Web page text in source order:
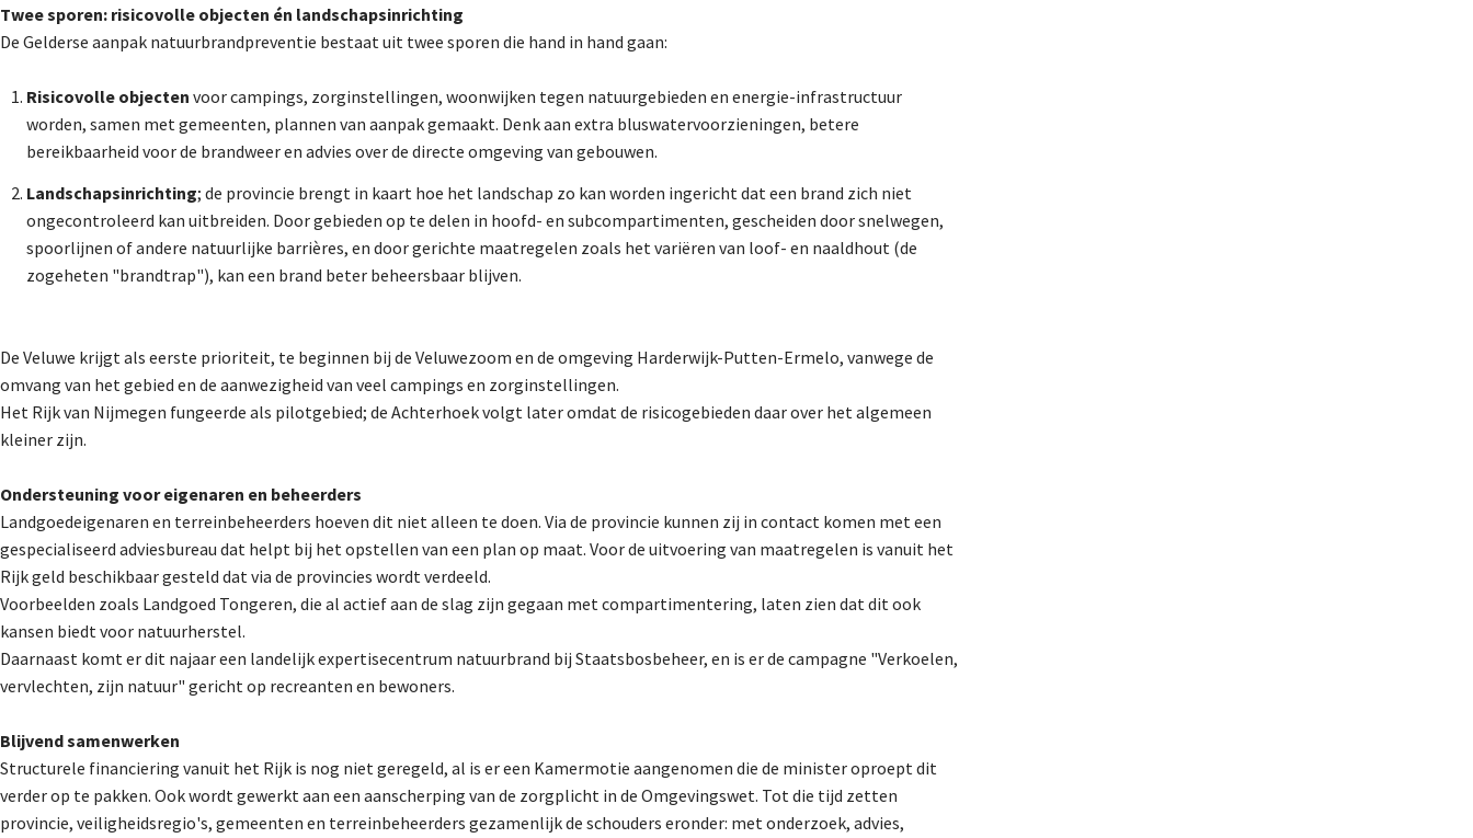
Twee sporen: risicovolle objecten én landschapsinrichting
De Gelderse aanpak natuurbrandpreventie bestaat uit twee sporen die hand in hand gaan:
Risicovolle objecten voor campings, zorginstellingen, woonwijken tegen natuurgebieden en energie-infrastructuur
worden, samen met gemeenten, plannen van aanpak gemaakt. Denk aan extra bluswatervoorzieningen, betere
bereikbaarheid voor de brandweer en advies over de directe omgeving van gebouwen.
Landschapsinrichting; de provincie brengt in kaart hoe het landschap zo kan worden ingericht dat een brand zich niet
ongecontroleerd kan uitbreiden. Door gebieden op te delen in hoofd- en subcompartimenten, gescheiden door snelwegen,
spoorlijnen of andere natuurlijke barrières, en door gerichte maatregelen zoals het variëren van loof- en naaldhout (de
zogeheten "brandtrap"), kan een brand beter beheersbaar blijven.
De Veluwe krijgt als eerste prioriteit, te beginnen bij de Veluwezoom en de omgeving Harderwijk-Putten-Ermelo, vanwege de
omvang van het gebied en de aanwezigheid van veel campings en zorginstellingen.
Het Rijk van Nijmegen fungeerde als pilotgebied; de Achterhoek volgt later omdat de risicogebieden daar over het algemeen
kleiner zijn.
Ondersteuning voor eigenaren en beheerders
Landgoedeigenaren en terreinbeheerders hoeven dit niet alleen te doen. Via de provincie kunnen zij in contact komen met een
gespecialiseerd adviesbureau dat helpt bij het opstellen van een plan op maat. Voor de uitvoering van maatregelen is vanuit het
Rijk geld beschikbaar gesteld dat via de provincies wordt verdeeld.
Voorbeelden zoals Landgoed Tongeren, die al actief aan de slag zijn gegaan met compartimentering, laten zien dat dit ook
kansen biedt voor natuurherstel.
Daarnaast komt er dit najaar een landelijk expertisecentrum natuurbrand bij Staatsbosbeheer, en is er de campagne "Verkoelen,
vervlechten, zijn natuur" gericht op recreanten en bewoners.
Blijvend samenwerken
Structurele financiering vanuit het Rijk is nog niet geregeld, al is er een Kamermotie aangenomen die de minister oproept dit
verder op te pakken. Ook wordt gewerkt aan een aanscherping van de zorgplicht in de Omgevingswet. Tot die tijd zetten
provincie, veiligheidsregio's, gemeenten en terreinbeheerders gezamenlijk de schouders eronder: met onderzoek, advies,